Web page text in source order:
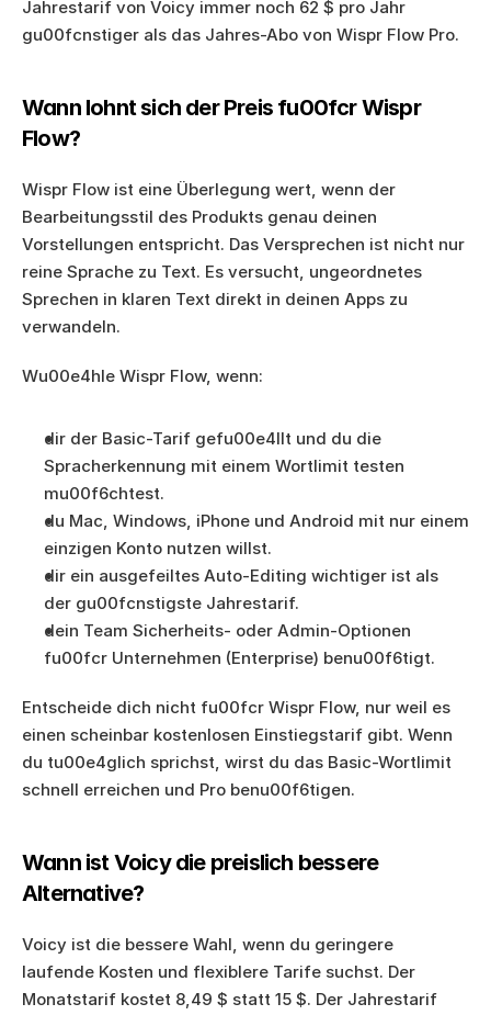
Jahrestarif von Voicy immer noch 62 $ pro Jahr
gu00fcnstiger als das Jahres-Abo von Wispr Flow Pro.
Wann lohnt sich der Preis fu00fcr Wispr
Flow?
Wispr Flow ist eine Überlegung wert, wenn der
Bearbeitungsstil des Produkts genau deinen
Vorstellungen entspricht. Das Versprechen ist nicht nur
reine Sprache zu Text. Es versucht, ungeordnetes
Sprechen in klaren Text direkt in deinen Apps zu
verwandeln.
Wu00e4hle Wispr Flow, wenn:
dir der Basic-Tarif gefu00e4llt und du die
Spracherkennung mit einem Wortlimit testen
mu00f6chtest.
du Mac, Windows, iPhone und Android mit nur einem
einzigen Konto nutzen willst.
dir ein ausgefeiltes Auto-Editing wichtiger ist als
der gu00fcnstigste Jahrestarif.
dein Team Sicherheits- oder Admin-Optionen
fu00fcr Unternehmen (Enterprise) benu00f6tigt.
Entscheide dich nicht fu00fcr Wispr Flow, nur weil es
einen scheinbar kostenlosen Einstiegstarif gibt. Wenn
du tu00e4glich sprichst, wirst du das Basic-Wortlimit
schnell erreichen und Pro benu00f6tigen.
Wann ist Voicy die preislich bessere
Alternative?
Voicy ist die bessere Wahl, wenn du geringere
laufende Kosten und flexiblere Tarife suchst. Der
Monatstarif kostet 8,49 $ statt 15 $. Der Jahrestarif